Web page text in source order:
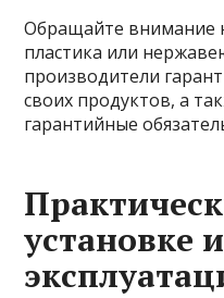
Обращайте внимание
пластика или
производители
своих продуктов, а
гарантийные
установке и